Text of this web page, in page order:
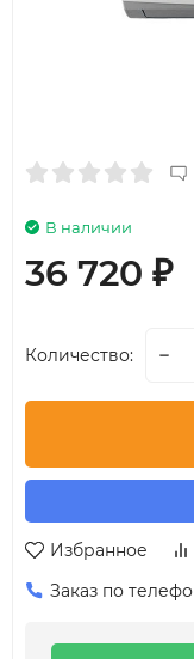
В наличии
36 720 ₽
Количество:
Избранное
Заказ по